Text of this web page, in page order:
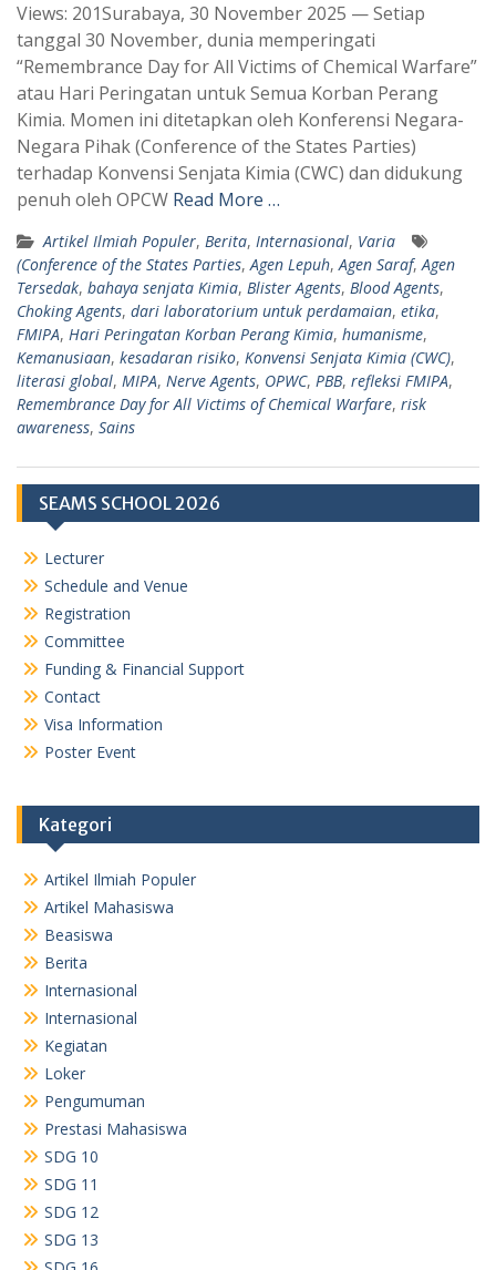
a
t
s
A
p
p
e
g
r
a
m
Views: 201Surabaya, 30 November 2025 — Setiap
tanggal 30 November, dunia memperingati
“Remembrance Day for All Victims of Chemical Warfare”
atau Hari Peringatan untuk Semua Korban Perang
Kimia. Momen ini ditetapkan oleh Konferensi Negara-
Negara Pihak (Conference of the States Parties)
terhadap Konvensi Senjata Kimia (CWC) dan didukung
penuh oleh OPCW Read More …
Artikel Ilmiah Populer, Berita, Internasional, Varia
(Conference of the States Parties,Agen Lepuh,Agen Saraf,Agen
Tersedak, bahaya senjata Kimia, Blister Agents, Blood Agents,
Choking Agents, dari laboratorium untuk perdamaian, etika,
FMIPA, Hari Peringatan Korban Perang Kimia, humanisme,
Kemanusiaan, kesadaran risiko, Konvensi Senjata Kimia (CWC),
literasi global, MIPA, Nerve Agents, OPWC, PBB, refleksi FMIPA,
Remembrance Day for All Victims of Chemical Warfare, risk
awareness, Sains
SEAMS SCHOOL 2026
Lecturer
Schedule and Venue
Registration
Committee
Funding & Financial Support
Contact
Visa Information
Poster Event
Kategori
Artikel Ilmiah Populer
Artikel Mahasiswa
Beasiswa
Berita
Internasional
Internasional
Kegiatan
Loker
Pengumuman
Prestasi Mahasiswa
SDG 10
SDG 11
SDG 12
SDG 13